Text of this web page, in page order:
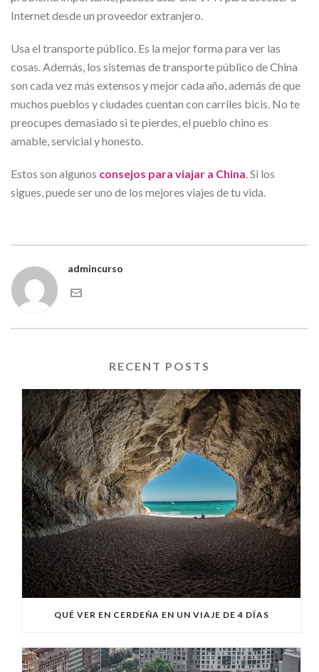
Internet desde un proveedor extranjero.
Usa el transporte público. Es la mejor forma para ver las
cosas. Además, los sistemas de transporte público de China
son cada vez más extensos y mejor cada año, además de que
muchos pueblos y ciudades cuentan con carriles bicis. No te
preocupes demasiado si te pierdes, el pueblo chino es
amable, servicial y honesto.
Estos son algunos consejos para viajar a China . Si los
sigues, puede ser uno de los mejores viajes de tu vida.
admincurso
RECENT POSTS
QUÉ VER EN CERDEÑA EN UN VIAJE DE 4 DÍAS